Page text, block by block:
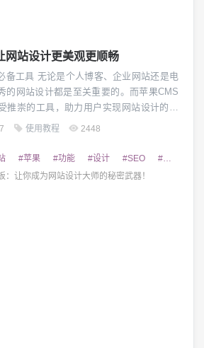
网站设计更美观更顺畅
企业网站还是电
的网站设计都是至关重要的。而苹果CMS
推崇的工具，助力用户实现网站设计的美
介绍苹果CMS模板的特点与功能，以及它
定制化选项，用户可以根据自己的需求和
的调整。无论...
使用教程 2448
#苹果 #功能 #设计 #SEO #可以